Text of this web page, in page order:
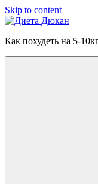
Skip to content
Диета
Как похудеть на 5-